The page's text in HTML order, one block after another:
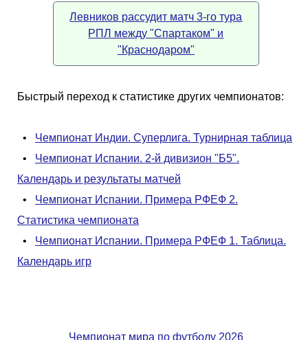
Левников рассудит матч 3-го тура
РПЛ между "Спартаком" и
"Краснодаром"
Быстрый переход к статистике других чемпионатов:
• Чемпионат Индии. Суперлига. Турнирная таблица
• Чемпионат Испании. 2-й дивизион "Б5".
Календарь и результаты матчей
• Чемпионат Испании. Примера РФЕФ 2.
Статистика чемпионата
• Чемпионат Испании. Примера РФЕФ 1. Таблица.
Календарь игр
Чемпионат мира по футболу 2026